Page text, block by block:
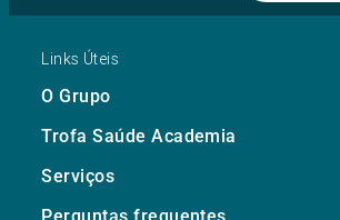
Links Úteis
O Grupo
Trofa Saúde Academia
Serviços